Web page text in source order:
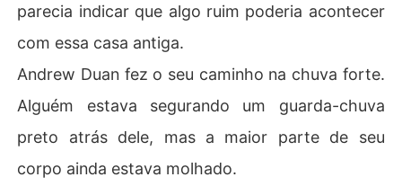
parecia indicar que algo ruim poderia acontecer
com essa casa antiga.
Andrew Duan fez o seu caminho na chuva forte.
Alguém estava segurando um guarda-chuva
preto atrás dele, mas a maior parte de seu
corpo ainda estava molhado.